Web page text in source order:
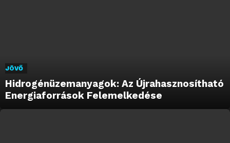
JÖVŐ
Hidrogénüzemanyagok: Az Újrahasznosítható
Energiaforrások Felemelkedése